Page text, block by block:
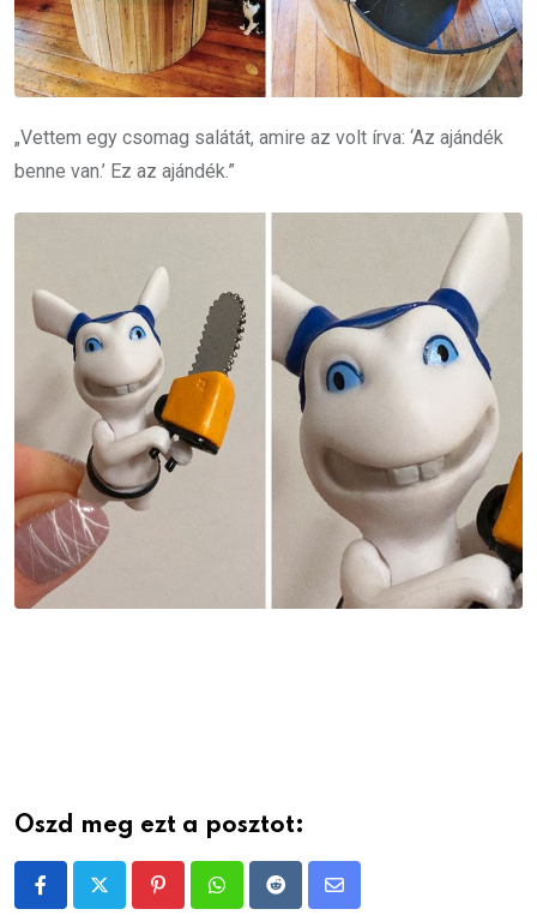
„Vettem egy csomag salátát, amire az volt írva: ‘Az ajándék
benne van.’ Ez az ajándék.”
Oszd meg ezt a posztot:
PinterestWhatsappRedditShare